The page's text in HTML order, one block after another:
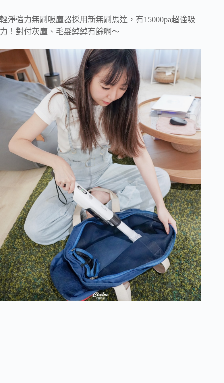
輕淨強力無刷吸塵器採用新無刷馬達，有15000pa超強吸
力！對付灰塵、毛髮綽綽有餘啊～